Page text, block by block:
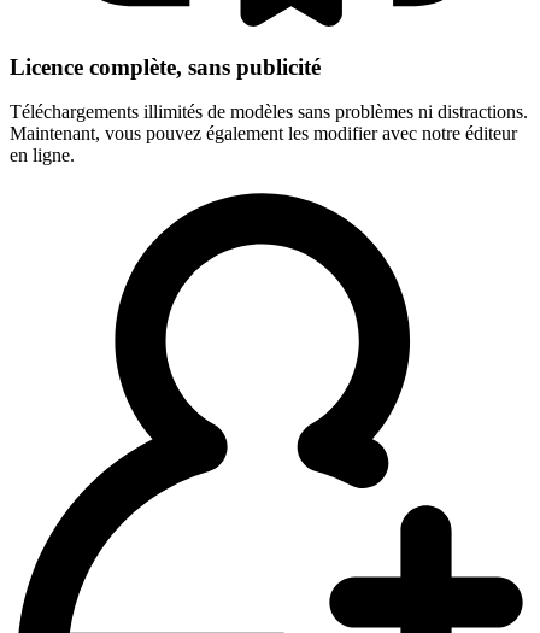
Licence complète, sans publicité
Téléchargements illimités de modèles sans problèmes ni distractions.
Maintenant, vous pouvez également les modifier avec notre éditeur
en ligne.